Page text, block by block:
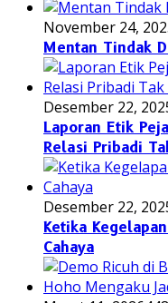
November 24,
Mentan Tindak
Desember 22,
Laporan Etik
Relasi Pribadi
Desember 22,
Ketika
Cahaya